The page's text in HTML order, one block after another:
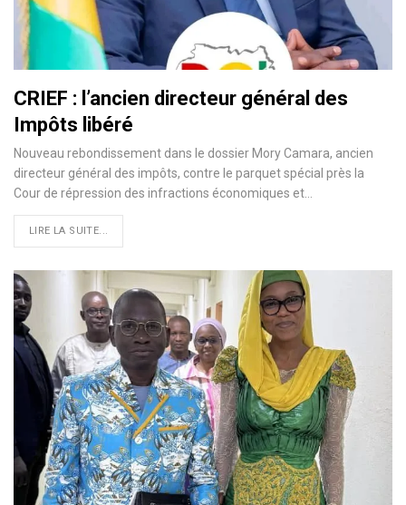
CRIEF : l’ancien directeur général des
Impôts libéré
Nouveau rebondissement dans le dossier Mory Camara, ancien
directeur général des impôts, contre le parquet spécial près la
Cour de répression des infractions économiques et…
LIRE LA SUITE...